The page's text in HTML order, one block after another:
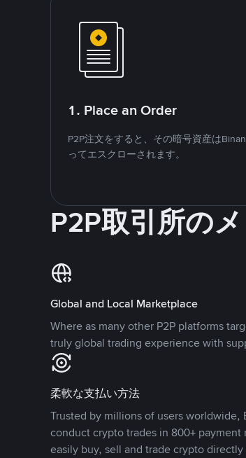
1. Place an Order
P2P注文をすると、その暗号資産は
ってエスクローされます。
P2P取引所の
Global and Local Marketplace
Where as many other P2P platforms
truly global trading experience with
柔軟な支払い方法
Trusted by millions of users worldwide,
conduct crypto trades in 800+
easily buy, sell and trade crypto